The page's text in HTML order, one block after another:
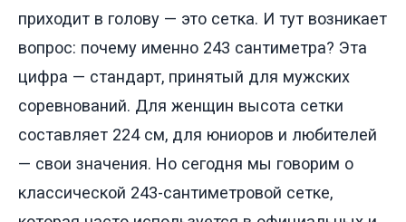
приходит в голову — это сетка. И тут возникает
вопрос: почему именно 243 сантиметра? Эта
цифра — стандарт, принятый для мужских
соревнований. Для женщин высота сетки
составляет 224 см, для юниоров и любителей
— свои значения. Но сегодня мы говорим о
классической 243-сантиметровой сетке,